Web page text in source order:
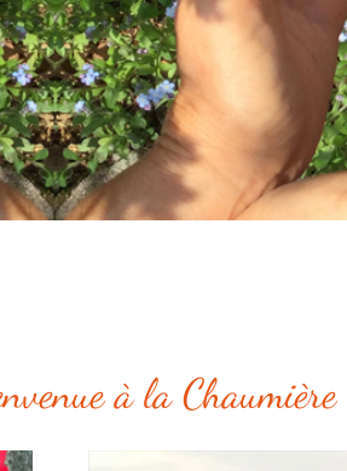
à la